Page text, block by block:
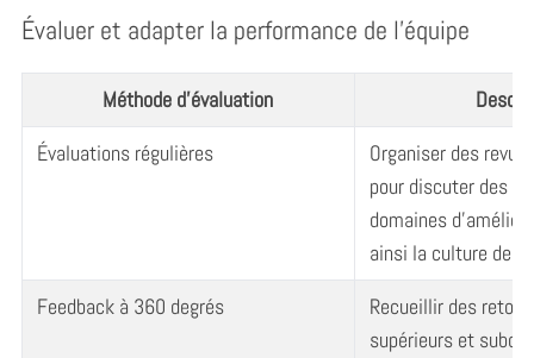
Évaluer et adapter la performance de l’équipe
Méthode d’évaluation
Évaluations régulières
Organiser des
pour discuter des
domaines
ainsi la culture de
Feedback à 360 degrés
Recueillir des
supérieurs et
e
f
o